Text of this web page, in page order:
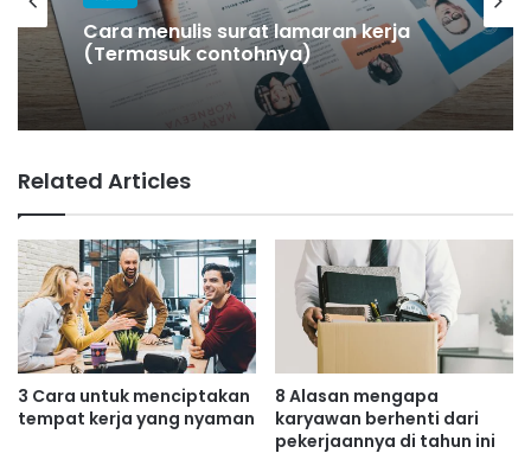
Karir
Cara menulis surat lamaran kerja
(Termasuk contohnya)
Karir
Related Articles
3 Cara untuk menciptakan
tempat kerja yang nyaman
8 Alasan mengapa
karyawan berhenti dari
pekerjaannya di tahun ini